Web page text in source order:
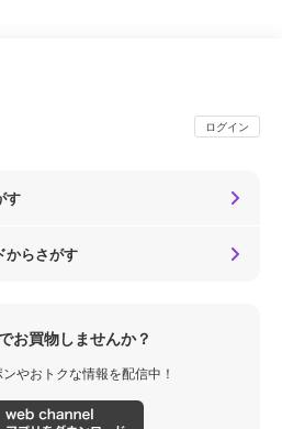
ログイン
す
からさがす
お買物しませんか？
やおトクな情報を配信中！